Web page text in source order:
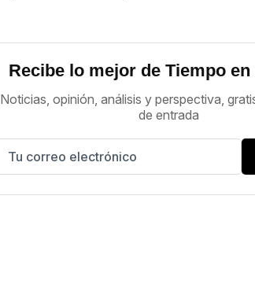
Recibe lo mejor de Tiempo
Noticias, opinión, análisis y perspectiva,
de entrada